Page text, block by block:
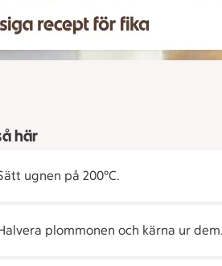
här
ugnen på 200°C.
plommonen och kärna ur dem.